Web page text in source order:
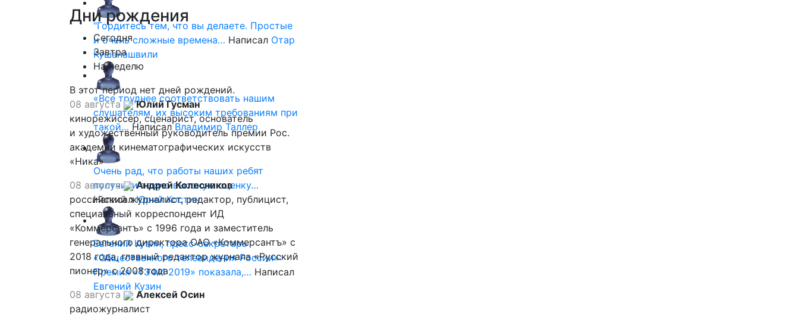
"Гордитесь тем, что вы делаете. Простые
и очень сложные времена… Написал Отар
Кушанашвили
«Все труднее соответствовать нашим
слушателям, их высоким требованиям при
такой… НаписалВладимир Таллер
Очень рад, что работы наших ребят
получили такую высокую оценку…
НаписалЮрий Костин
Евгений Кузин, пресс-секретарь
«Общественного телевидения России»:
Премия «ТЭФИ 2019» показала,… Написал
Евгений Кузин
Днирождения
Сегодня
Завтра
На неделю
В этот период нет дней рождений.
08 августа
Юлий Гусман
кинорежиссер, сценарист, основатель
и художественный руководитель премии Рос.
академии кинематографических искусств
«Ника»
08 августа
Андрей Колесников
российский журналист, редактор, публицист,
специальный корреспондент ИД
«Коммерсантъ» с 1996 года и заместитель
генерального директора ОАО «Коммерсантъ» с
2018 года, главный редактор журнала «Русский
пионер» с 2008 года
08 августа
Алексей Осин
радиожурналист